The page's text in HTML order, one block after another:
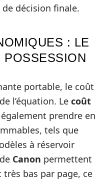
décision finale.
: LE
POSSESSION
portable, le coût
l’équation. Le coût
prendre en
tels que
à réservoir
Canon permettent
bas par page, ce